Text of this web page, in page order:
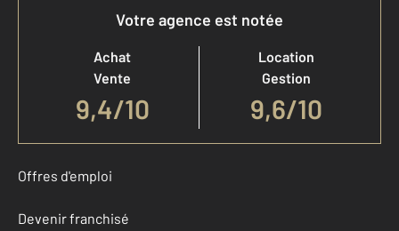
Votre agence est notée
Achat
Vente
9,4/10
Location
Gestion
9,6/10
Offres d'emploi
Devenir franchisé